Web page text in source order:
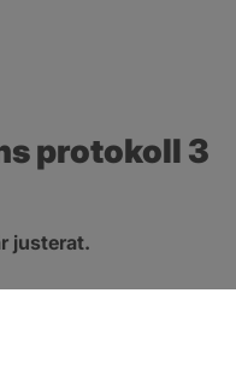
protokoll 3
justerat.
öppnas i nytt fönster.